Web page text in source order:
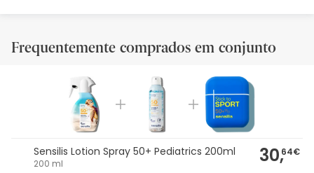
Frequentemente comprados em conjunto
Sensilis Lotion Spray 50+ Pediatrics 200ml
200 ml 30,64€